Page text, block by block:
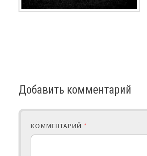
Добавить комментарий
КОММЕНТАРИЙ *